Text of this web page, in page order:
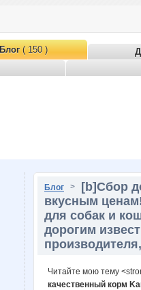
Блог( 150 )
Блог >
[b]Cбор
вкусным
для собак и
дорогим
Читайте мою тему
качественный корм